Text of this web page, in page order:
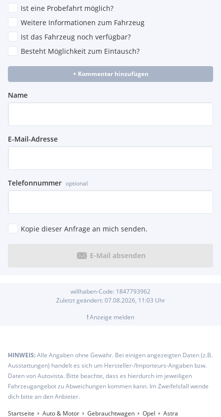
Ist eine Probefahrt möglich?
Weitere Informationen zum Fahrzeug
Ist das Fahrzeug noch verfügbar?
Besteht Möglichkeit zum Eintausch?
+ Kommentar hinzufügen
Name
E-Mail-Adresse
Telefonnummer optional
Kopie dieser Anfrage an mich senden.
E-Mail absenden
willhaben-Code: 1847793962
Zuletzt geändert: 07.08.2026, 11:03 Uhr
!Anzeige melden
HINWEIS:Alle Angaben ohne Gewähr. Bei einigen angezeigten Daten (z.B.
Ausstattungen) handelt es sich um Hersteller-/Importeurs-Angaben bzw.
Daten von Autovista. Bitte beachte, dass es hierdurch im jeweiligen
Fahrzeugangebot zu Abweichungen kommen kann. Im Zweifelsfall wende
dich bitte an den Anbieter.
Startseite
Auto & Motor Gebrauchtwagen Opel Astra